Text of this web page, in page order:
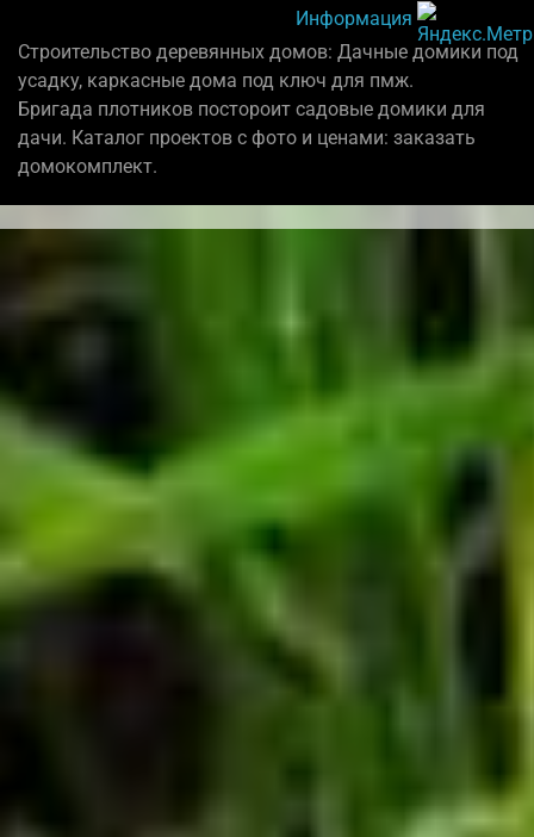
Информация
Строительство деревянных домов: Дачные домики под
усадку, каркасные дома под ключ для пмж.
Бригада плотников постороит садовые домики для
дачи. Каталог проектов с фото и ценами: заказать
домокомплект.